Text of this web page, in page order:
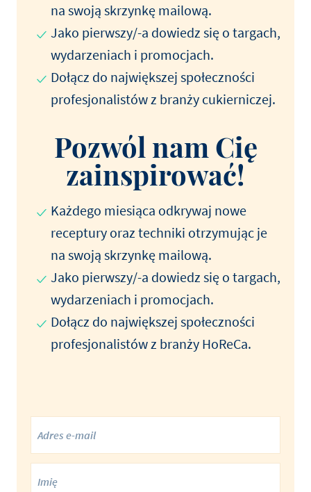
na swoją skrzynkę mailową.
Jako pierwszy/-a dowiedz się o targach,
wydarzeniach i promocjach.
Dołącz do największej społeczności
profesjonalistów z branży cukierniczej.
Pozwól nam Cię
zainspirować!
Każdego miesiąca odkrywaj nowe
receptury oraz techniki otrzymując je
na swoją skrzynkę mailową.
Jako pierwszy/-a dowiedz się o targach,
wydarzeniach i promocjach.
Dołącz do największej społeczności
profesjonalistów z branży HoReCa.